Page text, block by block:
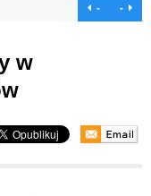
- -
w